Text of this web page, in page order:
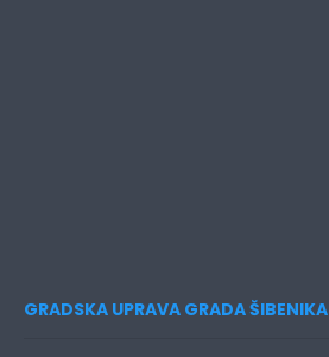
GRADSKA UPRAVA GRADA ŠIBENIKA